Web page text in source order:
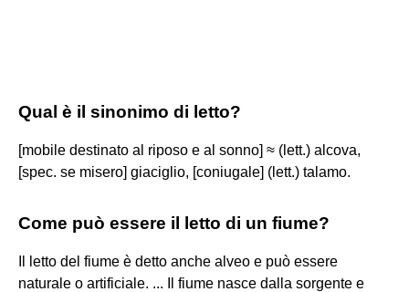
Qual è il sinonimo di letto?
[mobile destinato al riposo e al sonno] ≈ (lett.) alcova,
[spec. se misero] giaciglio, [coniugale] (lett.) talamo.
Come può essere il letto di un fiume?
Il letto del fiume è detto anche alveo e può essere
naturale o artificiale. ... Il fiume nasce dalla sorgente e